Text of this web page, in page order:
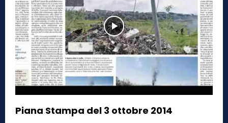
Piana Stampa del 3 ottobre 2014